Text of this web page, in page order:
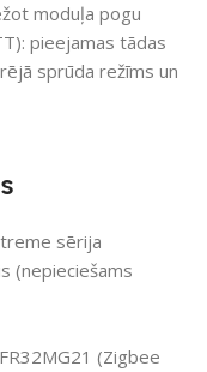
moduļa pogu
pieejamas tādas
sprūda režīms un
sērija
(nepieciešams
(Zigbee